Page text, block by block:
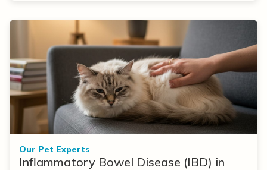
Our Pet Experts
Inflammatory Bowel Disease (IBD) in